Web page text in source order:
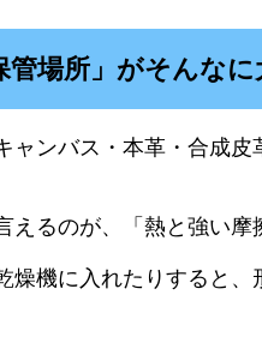
場所」がそんなに
ャンバス・本革・合成
るのが、「熱と強い摩
燥機に入れたりすると